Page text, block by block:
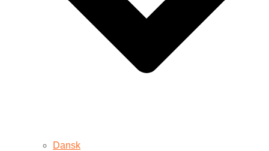
Dansk